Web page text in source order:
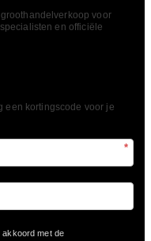
voor
en officiële
een kortingscode voor je
*
akkoord met de